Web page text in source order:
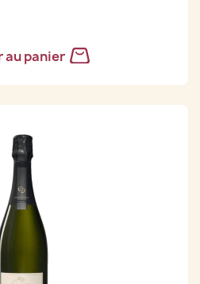
au panier